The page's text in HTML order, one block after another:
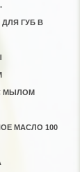
ГУБ В
МЫЛОМ
МАСЛО 100